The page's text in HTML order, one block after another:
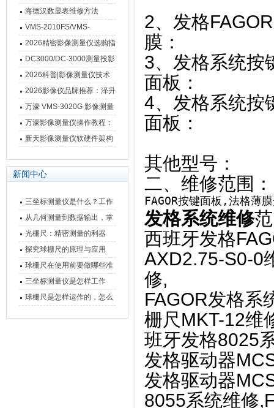
德汉数显表故障维修内容
海德汉数显表维修方法
VMS-2010FS/VMS-
3020FS/VMS-4030FS手动
影像测量仪技术参数
2026精密影像测量仪选购指
南 靠谱品牌一站式选型推荐
DC3000/DC-3000测量投影
仪万濠数据处理器数显表故
障维修方法
2026科普|影像测量仪技术
原理、分类及选型应用
2026影像仪品牌推荐：泽升
影像测量仪选型指南
万濠 VMS-3020G 影像测量
仪技术规格与应用解析
万濠影像测量仪操作教程：
从开机到出报告，新手也能
新天影像测量仪软硬件架构
新闻中心
三坐标测量仪是什么？工作
原理、分类与核心功能一次
讲清
从几何测量到数据输出，掌
握万濠影像测量仪的六大核
心能力
光栅尺：精密测量的利器
探究球栅尺的原理与应用
球栅尺在使用前要做哪些准
备工作？
三坐标测量仪是怎样工作
的，功能有什么优势？
球栅尺是怎样运作的，怎么
2、发格
膜：
3、发格系统按
面板：
4、发格系统按
面板：
其他型号：
二、维修范围：
FAGOR按键面板,法格薄
发格系统维修
西班牙发格
AXD2.75-S0-0
修,
FAGOR发格系
栅尺 MKT-12维
班牙发格8025
发格驱动器
发格驱动器
8055系统维修